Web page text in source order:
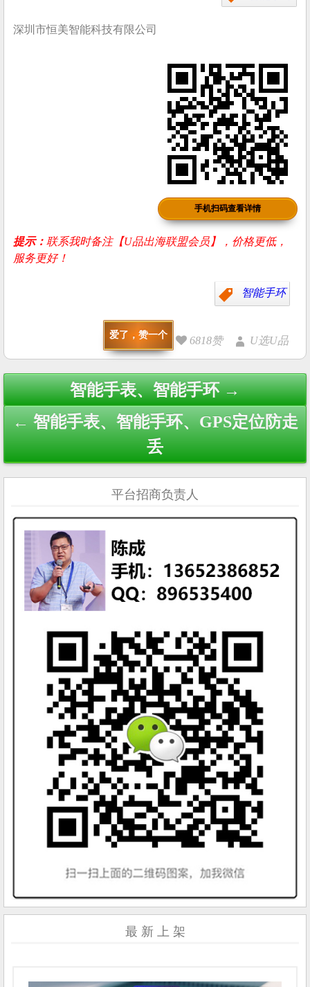
深圳市恒美智能科技有限公司
手机扫码查看详情
提示：联系我时备注【U品出海联盟会员】，价格更低，
服务更好！
智能手环
爱了，赞一个 6818赞 U选U品
Post
navigation
智能手表、智能手环 →
← 智能手表、智能手环、GPS定位防走
丢
平台招商负责人
最 新 上 架